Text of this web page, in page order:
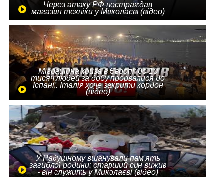
Через атаку РФ постраждав
магазин техніки у Миколаєві (відео)
Міграційна криза в Європі: до 10
тисяч людей за добу прорвалися до
Іспанії, Італія хоче закрити кордон
(відео)
У Радушному вшанували пам'ять
загиблої родини: старший син вижив
- він служить у Миколаєві (відео)